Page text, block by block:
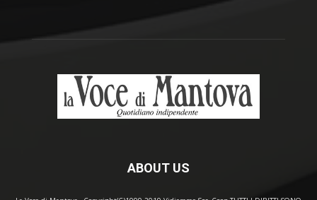
ABOUT US